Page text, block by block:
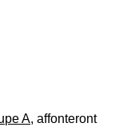
A, affonteront